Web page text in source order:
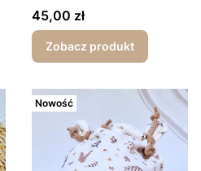
Cena
45,00 zł
Zobacz produkt
Nowość